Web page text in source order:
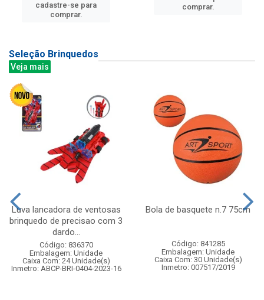
cadastre-se para
comprar.
comprar.
Seleção Brinquedos
Veja mais
Luva lancadora de ventosas
brinquedo de precisao com 3
dardo...
Código: 836370
Embalagem: Unidade
Caixa Com: 24 Unidade(s)
Inmetro: ABCP-BRI-0404-2023-16
Bola de basquete n.7 75cm
Código: 841285
Embalagem: Unidade
Caixa Com: 30 Unidade(s)
Inmetro: 007517/2019